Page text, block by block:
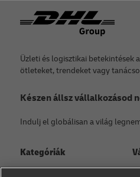
Lábléc
Üzleti és logisztikai betekintések
ötleteket, trendeket vagy
Készen állsz vállalkozásod
Indulj el globálisan a világ
Kategóriák